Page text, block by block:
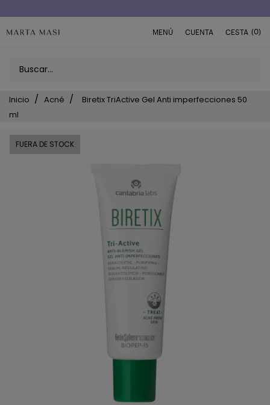
MENÚ CUENTA CESTA (0)
Inicio Acné
Biretix TriActive Gel Anti imperfecciones 50
ml
FUERA DE STOCK